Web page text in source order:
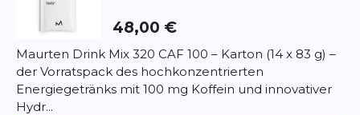
Vor oder während Ausdauerbelastungen je nach
Energiebedarf 1–2 Riegel verzehren.
Enthält Gluten, Milch und Soja. Kann Spuren von
Nüssen enthalten.
48,00 €
Maurten Drink Mix 320 CAF 100 – Karton (14 x 83 g) –
der Vorratspack des hochkonzentrierten
Energiegetränks mit 100 mg Koffein und innovativer
Hydr...